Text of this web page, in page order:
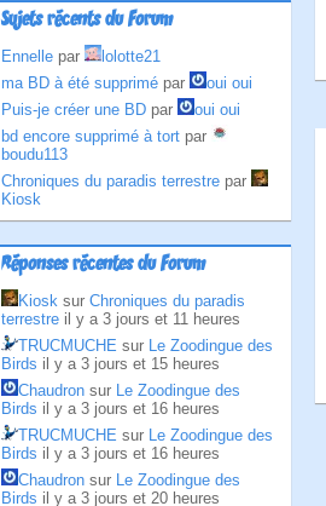
Sujets récents du Forum
Ennelle par
lolotte21
ma BD à été supprimé par
oui oui
Puis-je créer une BD par
oui oui
bd encore supprimé à tort par
boudu113
Chroniques du paradis terrestre par
Kiosk
Réponses récentes du Forum
Kiosk sur Chroniques du paradis
terrestre il y a 3 jours et 11 heures
TRUCMUCHE sur Le Zoodingue des
Birds il y a 3 jours et 15 heures
Chaudron sur Le Zoodingue des
Birds il y a 3 jours et 16 heures
TRUCMUCHE sur Le Zoodingue des
Birds il y a 3 jours et 16 heures
Chaudron sur Le Zoodingue des
Birds il y a 3 jours et 20 heures